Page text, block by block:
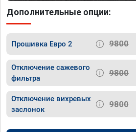
Дополнительные опции:
Прошивка Евро 2 9800
Отключение сажевого
фильтра
9800
Отключение вихревых
заслонок
9800